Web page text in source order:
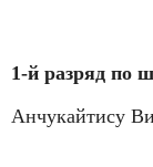
1-й разряд по
Анчукайтису